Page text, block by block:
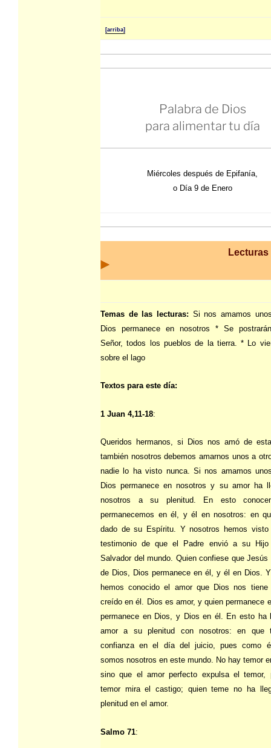
[arriba]
Palabra de Dios
para alimentar tu día
Miércoles después de Epifanía,
o Día 9 de Enero
Lecturas
Temas de las lecturas: Si nos amamos
Dios permanece en nosotros * Se
Señor, todos los pueblos de la tierra. * Lo
sobre el lago
Textos para este día:
1 Juan 4,11-18:
Queridos hermanos, si Dios nos amó de
también nosotros debemos amarnos unos a
nadie lo ha visto nunca. Si nos amamos
Dios permanece en nosotros y su amor ha
nosotros a su plenitud. En esto
permanecemos en él, y él en nosotros: en
dado de su Espíritu. Y nosotros hemos
testimonio de que el Padre envió a su Hijo
Salvador del mundo. Quien confiese que
de Dios, Dios permanece en él, y él en Dios.
hemos conocido el amor que Dios nos
creído en él. Dios es amor, y quien permanece
permanece en Dios, y Dios en él. En esto ha
amor a su plenitud con nosotros: en que
confianza en el día del juicio, pues como
somos nosotros en este mundo. No hay temor
sino que el amor perfecto expulsa el temor,
temor mira el castigo; quien teme no ha
plenitud en el amor.
Salmo 71: